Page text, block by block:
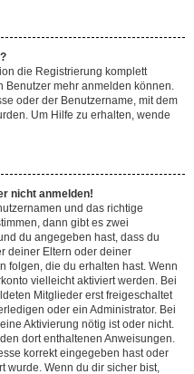
die Registrierung komplett
Benutzer mehr anmelden können.
oder der Benutzername, mit dem
Um Hilfe zu erhalten, wende
nicht anmelden!
und das richtige
dann gibt es zwei
du angegeben hast, dass du
deiner Eltern oder deiner
folgen, die du erhalten hast. Wenn
vielleicht aktiviert werden. Bei
Mitglieder erst freigeschaltet
oder ein Administrator. Bei
Aktivierung nötig ist oder nicht.
dort enthaltenen Anweisungen.
korrekt eingegeben hast oder
wurde. Wenn du dir sicher bist,